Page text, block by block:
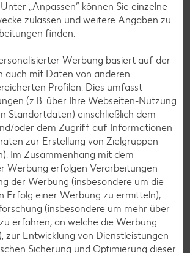
mit einem Küchenpinsel auf die
Apfelkuchens streichen.
„Anpassen“ können Sie einzelne
zulassen und weitere Angaben zu
finden.
Werbung basiert auf der
auch mit Daten von anderen
Profilen. Dies umfasst
(z.B. über Ihre Webseiten-Nutzung
Standortdaten) einschließlich dem
oder dem Zugriff auf Informationen
zur Erstellung von Zielgruppen
Im Zusammenhang mit dem
Werbung erfolgen Verarbeitungen
der Werbung (insbesondere um die
Erfolg einer Werbung zu ermitteln),
(insbesondere um mehr über
erfahren, an welche die Werbung
zur Entwicklung von Dienstleistungen
Sicherung und Optimierung dieser